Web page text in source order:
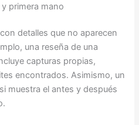
primera mano
detalles que no aparecen
una reseña de una
capturas propias,
encontrados. Asimismo, un
muestra el antes y después